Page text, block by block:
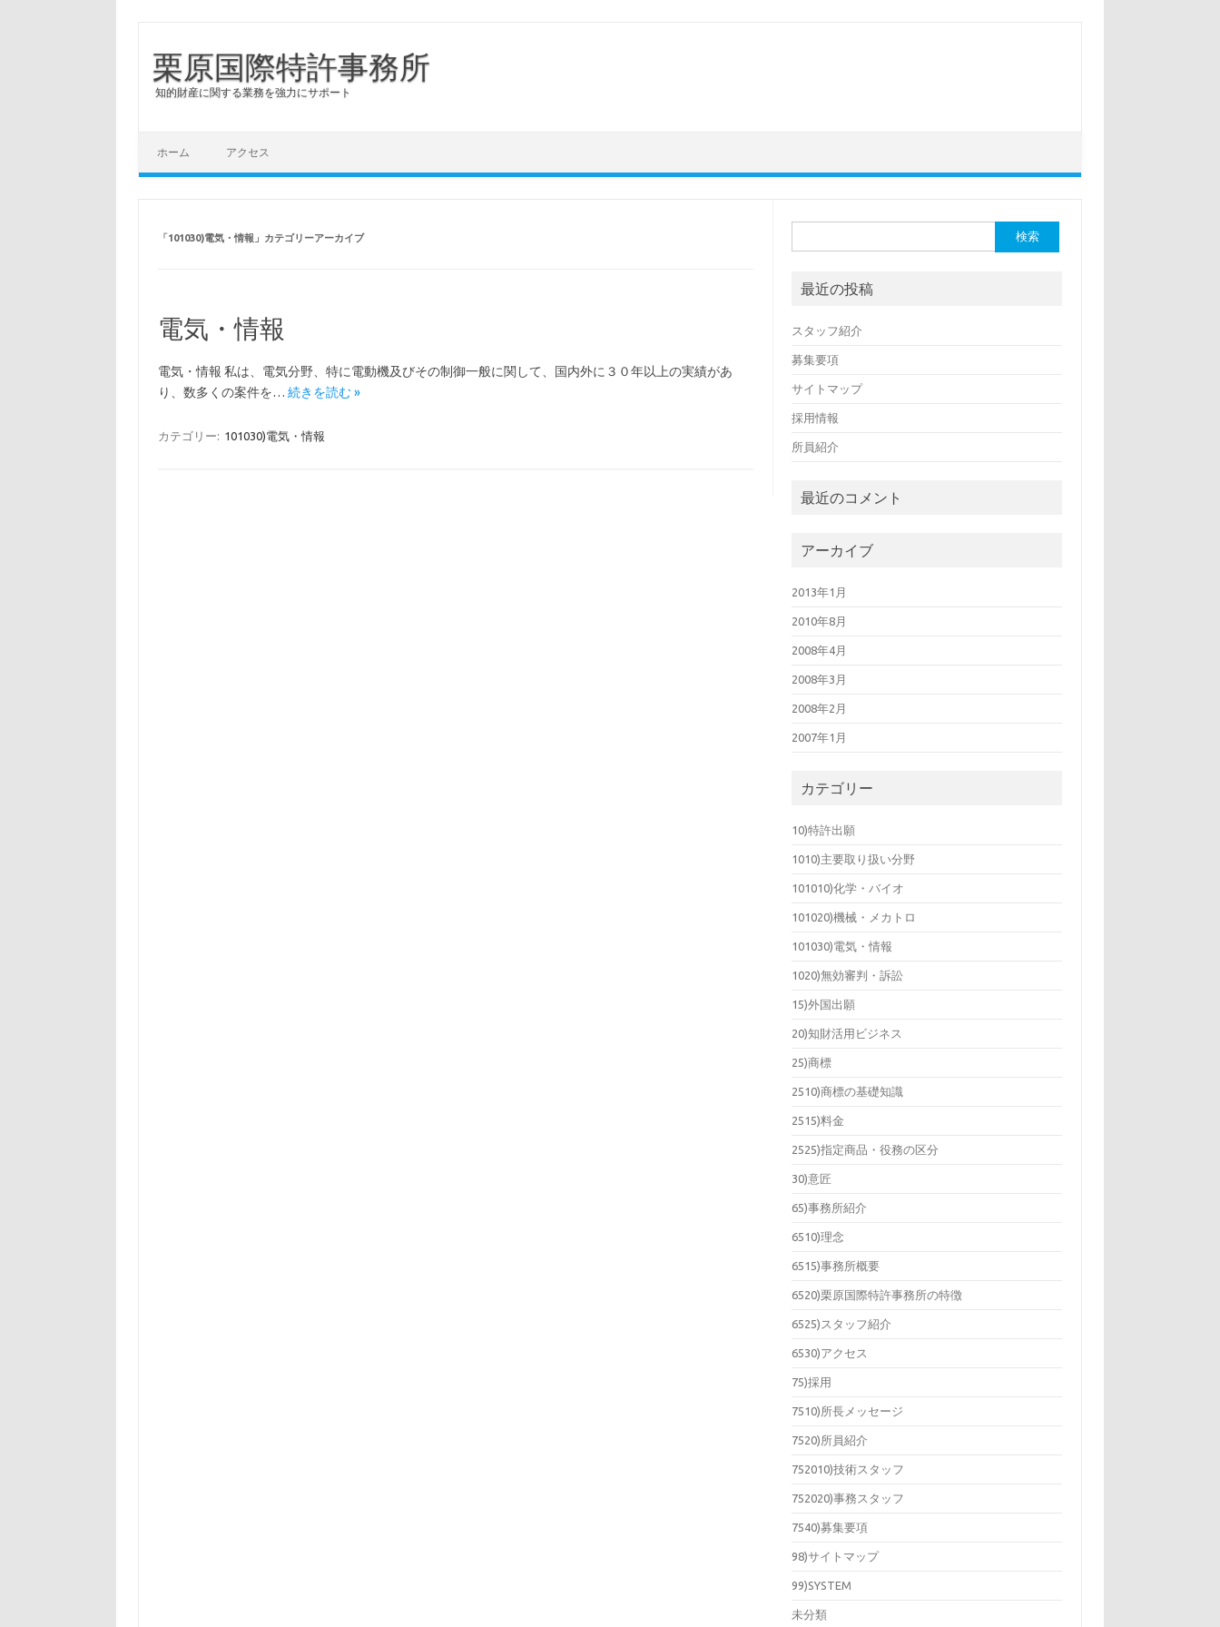
栗原国際特許事務所
知的財産に関する業務を強力にサポート
ホーム アクセス
「101030)電気・情報 」カテゴリーアーカイブ
電気・情報
電気・情報 私は、電気分野、特に電動機及びその制御一般に関して、国内外に３０年以上の実績があ
り、数多くの案件を… 続きを読む »
カテゴリー: 101030)電気・情報
索:
最近の投稿
スタッフ紹介
募集要項
サイトマップ
採用情報
所員紹介
最近のコメント
アーカイブ
2013年1月
2010年8月
2008年4月
2008年3月
2008年2月
2007年1月
カテゴリー
10)特許出願
1010)主要取り扱い分野
101010)化学・バイオ
101020)機械・メカトロ
101030)電気・情報
1020)無効審判・訴訟
15)外国出願
20)知財活用ビジネス
25)商標
2510)商標の基礎知識
2515)料金
2525)指定商品・役務の区分
30)意匠
65)事務所紹介
6510)理念
6515)事務所概要
6520)栗原国際特許事務所の特徴
6525)スタッフ紹介
6530)アクセス
75)採用
7510)所長メッセージ
7520)所員紹介
752010)技術スタッフ
752020)事務スタッフ
7540)募集要項
98)サイトマップ
99)SYSTEM
未分類